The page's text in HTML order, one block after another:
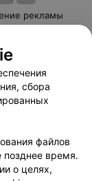
рекламы
оплаты
сбора
файлов
позднее время.
о целях,